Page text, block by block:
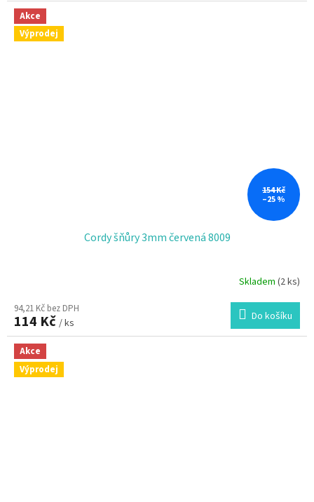
Akce
Výprodej
154 Kč
–25 %
Cordy šňůry 3mm červená 8009
Skladem (2 ks)
94,21 Kč bez DPH
114 Kč / ks Do košíku
Akce
Výprodej